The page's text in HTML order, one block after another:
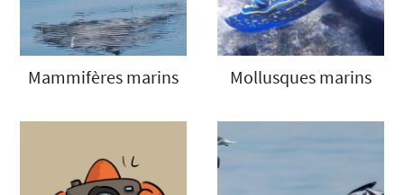
Mammifères marins Mollusques marins